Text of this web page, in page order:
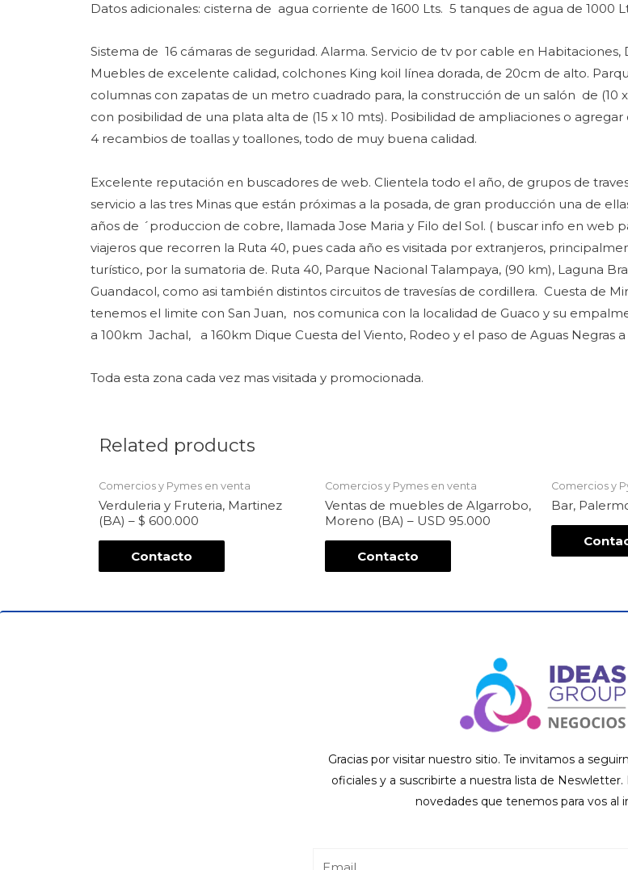
Datos adicionales: cisterna de agua corriente de 1600 Lts. 5 tanques de agua de 1000
Sistema de 16 cámaras de seguridad. Alarma. Servicio de tv por cable en
Muebles de excelente calidad, colchones King koil línea dorada, de 20cm de alto.
columnas con zapatas de un metro cuadrado para, la construcción de un salón de (10
con posibilidad de una plata alta de (15 x 10 mts). Posibilidad de ampliaciones o
4 recambios de toallas y toallones, todo de muy buena calidad.
Excelente reputación en buscadores de web. Clientela todo el año, de grupos de
servicio a las tres Minas que están próximas a la posada, de gran producción una de
años de ´produccion de cobre, llamada Jose Maria y Filo del Sol. ( buscar info en
viajeros que recorren la Ruta 40, pues cada año es visitada por extranjeros,
turístico, por la sumatoria de. Ruta 40, Parque Nacional Talampaya, (90 km), Laguna
Guandacol, como asi también distintos circuitos de travesías de cordillera. Cuesta de
tenemos el limite con San Juan, nos comunica con la localidad de Guaco y su
a 100km Jachal, a 160km Dique Cuesta del Viento, Rodeo y el paso de Aguas Negras a
Toda esta zona cada vez mas visitada y promocionada.
Related products
Comercios y Pymes en venta
Verduleria y Fruteria, Martinez
(BA) – $ 600.000
Contacto
Comercios y Pymes en venta
Ventas de muebles de Algarrobo,
Moreno (BA) – USD 95.000
Contacto
Comercios y
Bar,
Gracias por visitar nuestro sitio. Te invitamos a
oficiales y a suscribirte a nuestra lista de
novedades que tenemos para vos al